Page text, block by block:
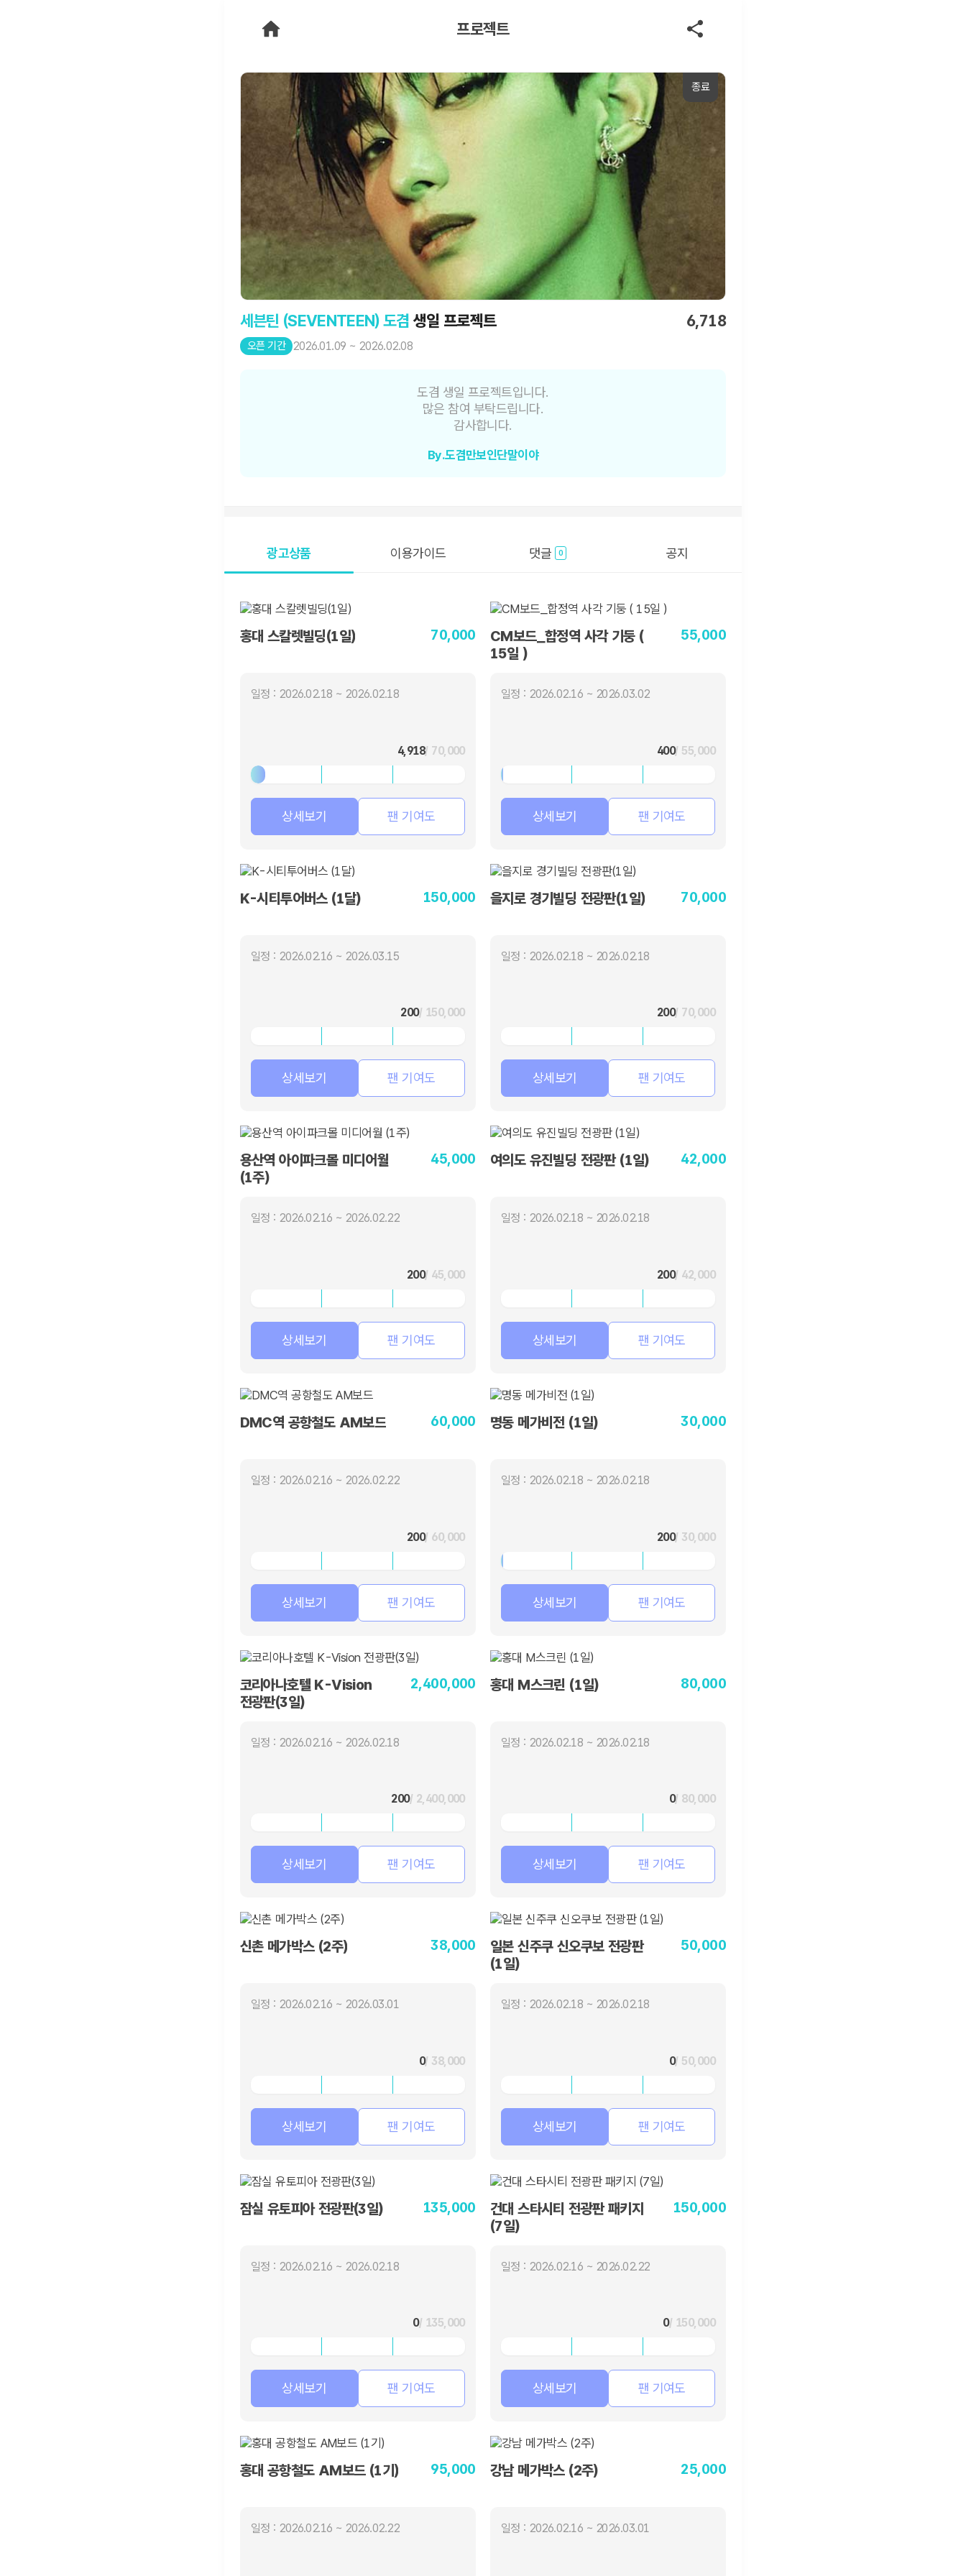
프로젝트
종료
세븐틴 (SEVENTEEN) 도겸 생일 프로젝트 6,718
오픈 기간 2026.01.09 ~ 2026.02.08
도겸 생일 프로젝트입니다.
많은 참여 부탁드립니다.
감사합니다.
By.도겸만보인단말이야
광고상품 이용가이드 댓글 0 공지
홍대 스칼렛빌딩(1일) 70,000
일정 : 2026.02.18 ~ 2026.02.18
4,918/ 70,000
상세보기 팬 기여도
CM보드_합정역 사각 기둥 (
15일 )
55,000
일정 : 2026.02.16 ~ 2026.03.02
400/ 55,000
상세보기 팬 기여도
K-시티투어버스 (1달) 150,000
일정 : 2026.02.16 ~ 2026.03.15
200/ 150,000
상세보기 팬 기여도
을지로 경기빌딩 전광판(1일) 70,000
일정 : 2026.02.18 ~ 2026.02.18
200/ 70,000
상세보기 팬 기여도
용산역 아이파크몰 미디어월
(1주)
45,000
일정 : 2026.02.16 ~ 2026.02.22
200/ 45,000
상세보기 팬 기여도
여의도 유진빌딩 전광판 (1일) 42,000
일정 : 2026.02.18 ~ 2026.02.18
200/ 42,000
상세보기 팬 기여도
DMC역 공항철도 AM보드 60,000
일정 : 2026.02.16 ~ 2026.02.22
200/ 60,000
상세보기 팬 기여도
명동 메가비전 (1일) 30,000
일정 : 2026.02.18 ~ 2026.02.18
200/ 30,000
상세보기 팬 기여도
코리아나호텔 K-Vision
전광판(3일)
2,400,000
일정 : 2026.02.16 ~ 2026.02.18
200/ 2,400,000
상세보기 팬 기여도
홍대 M스크린 (1일) 80,000
일정 : 2026.02.18 ~ 2026.02.18
0/ 80,000
상세보기 팬 기여도
신촌 메가박스 (2주) 38,000
일정 : 2026.02.16 ~ 2026.03.01
0/ 38,000
상세보기 팬 기여도
일본 신주쿠 신오쿠보 전광판
(1일)
50,000
일정 : 2026.02.18 ~ 2026.02.18
0/ 50,000
상세보기 팬 기여도
잠실 유토피아 전광판(3일) 135,000
일정 : 2026.02.16 ~ 2026.02.18
0/ 135,000
상세보기 팬 기여도
건대 스타시티 전광판 패키지
(7일)
150,000
일정 : 2026.02.16 ~ 2026.02.22
0/ 150,000
상세보기 팬 기여도
홍대 공항철도 AM보드 (1기) 95,000
일정 : 2026.02.16 ~ 2026.02.22
강남 메가박스 (2주) 25,000
일정 : 2026.02.16 ~ 2026.03.01